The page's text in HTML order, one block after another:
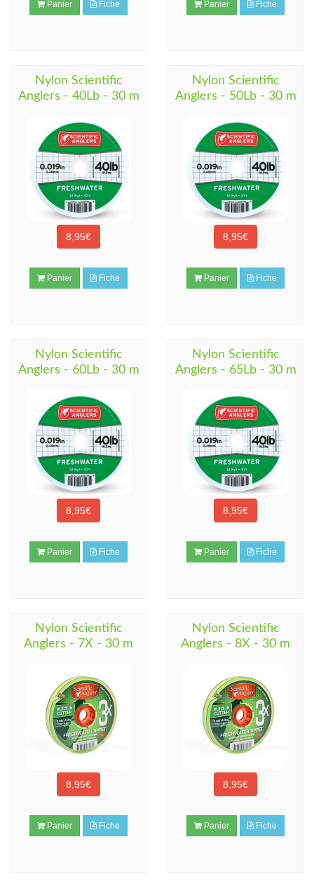
Panier Fiche Panier Fiche
Nylon Scientific
Anglers - 40Lb - 30 m
8,95€
Panier Fiche
Nylon Scientific
Anglers - 50Lb - 30 m
8,95€
Panier Fiche
Nylon Scientific
Anglers - 60Lb - 30 m
8,95€
Panier Fiche
Nylon Scientific
Anglers - 65Lb - 30 m
8,95€
Panier Fiche
Nylon Scientific
Anglers - 7X - 30 m
8,95€
Panier Fiche
Nylon Scientific
Anglers - 8X - 30 m
8,95€
Panier Fiche